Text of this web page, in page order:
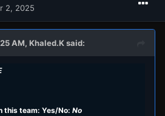
2, 2025
AM,Khaled.Ksaid:
this team: Yes/No:No